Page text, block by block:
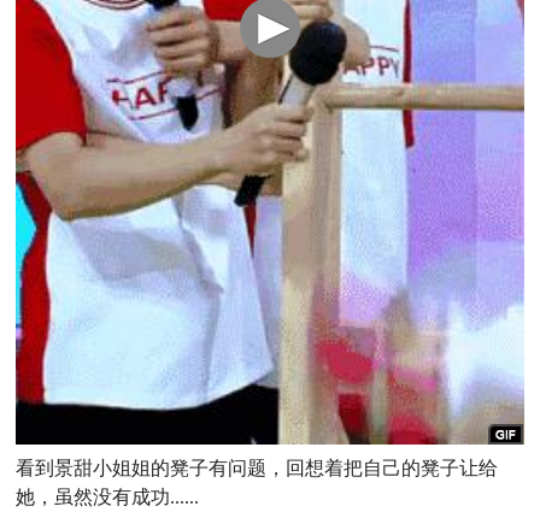
看到景甜小姐姐的凳子有问题，回想着把自己的凳子让给
她，虽然没有成功......